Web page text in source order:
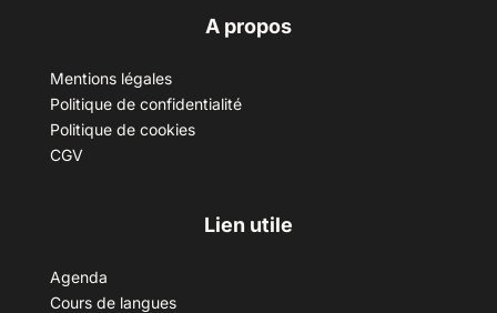
A propos
Mentions légales
Politique de confidentialité
Politique de cookies
CGV
Lien utile
Agenda
Cours de langues